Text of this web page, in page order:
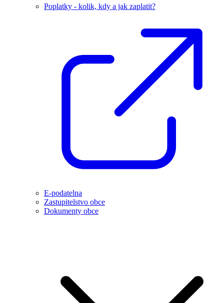
Poplatky - kolik, kdy a jak zaplatit?
E-podatelna
Zastupitelstvo obce
Dokumenty obce